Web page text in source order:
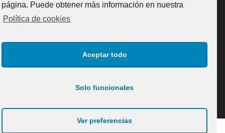
página. Puede obtener más información en nuestra
Política de cookies
Aceptar todo
Solo funcionales
Ver preferencias
© 2025 MATXI GLASS DESIGN S.L. Todos los derechos reservados.